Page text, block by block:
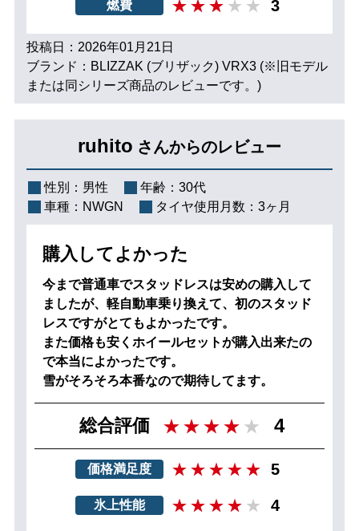
燃費 3
投稿日：2026年01月21日
ブランド：BLIZZAK (ブリザック) VRX3 (※旧モデル
または同シリーズ商品のレビューです。)
ruhito さんからのレビュー
性別： 男性 年齢： 30代
車種： NWGN タイヤ使用月数： 3ヶ月
購入してよかった
今まで普通車でスタッドレスは安めの購入して
ましたが、軽自動車乗り換えて、初のスタッド
レスですがとてもよかったです。
また価格も安くホイールセットが購入出来たの
で本当によかったです。
雪がそろそろ本番なので期待してます。
総合評価 4
価格満足度 5
氷上性能 4